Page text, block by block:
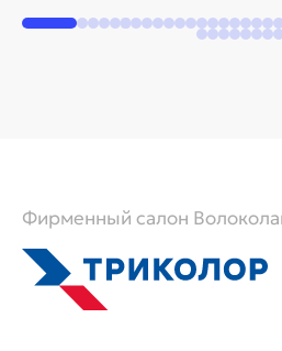
Фирменный салон